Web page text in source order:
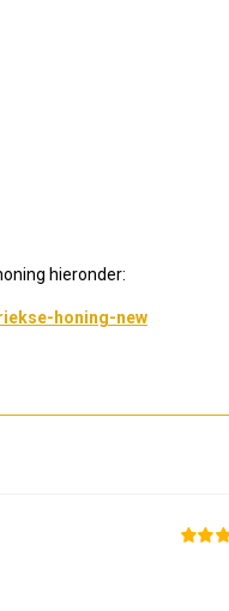
hieronder:
honing-new